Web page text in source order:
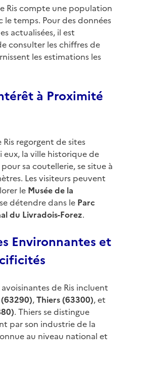
Ris compte une population
le temps. Pour des données
actualisées, il est
consulter les chiffres de
les estimations les
à Proximité
Ris regorgent de sites
la ville historique de
sa coutellerie, se situe à
Les visiteurs peuvent
le Musée de la
détendre dans le Parc
du Livradois-Forez.
Environnantes et
de Ris incluent
,Thiers (63300), et
. Thiers se distingue
par son industrie de la
au niveau national et